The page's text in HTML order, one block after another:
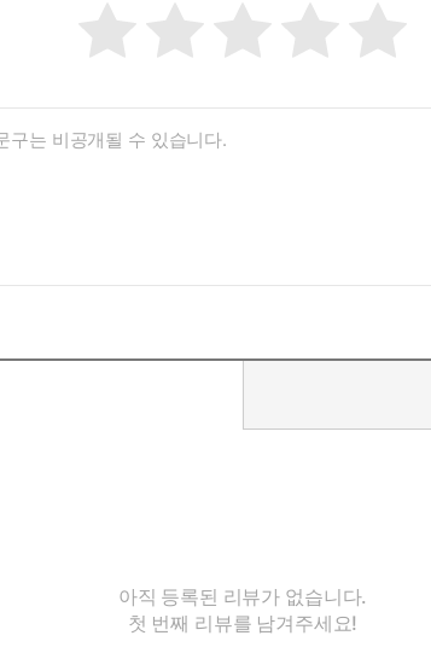
아직 등록된 리뷰가 없습니다.
첫 번째 리뷰를 남겨주세요!